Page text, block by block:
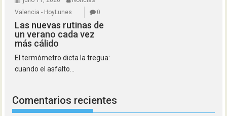
Valencia - HoyLunes
0
Las nuevas rutinas de
un verano cada vez
más cálido
El termómetro dicta la tregua:
cuando el asfalto...
Comentarios recientes